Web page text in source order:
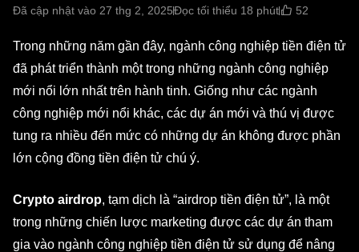
Đã cập nhật vào 27 thg 2, 2025Đọc tối thiểu 18 phút 52
Trong những năm gần đây, ngành công nghiệp tiền điện tử
đã phát triển thành một trong những ngành công nghiệp
mới nổi lớn nhất trên hành tinh. Giống như các ngành
công nghiệp mới nổi khác, các dự án mới và thú vị được
tung ra nhiều đến mức có những dự án không được phần
lớn cộng đồng tiền điện tử chú ý.
Crypto airdrop, tạm dịch là “airdrop tiền điện tử”, là một
trong những chiến lược marketing được các dự án tham
gia vào ngành công nghiệp tiền điện tử sử dụng để nâng